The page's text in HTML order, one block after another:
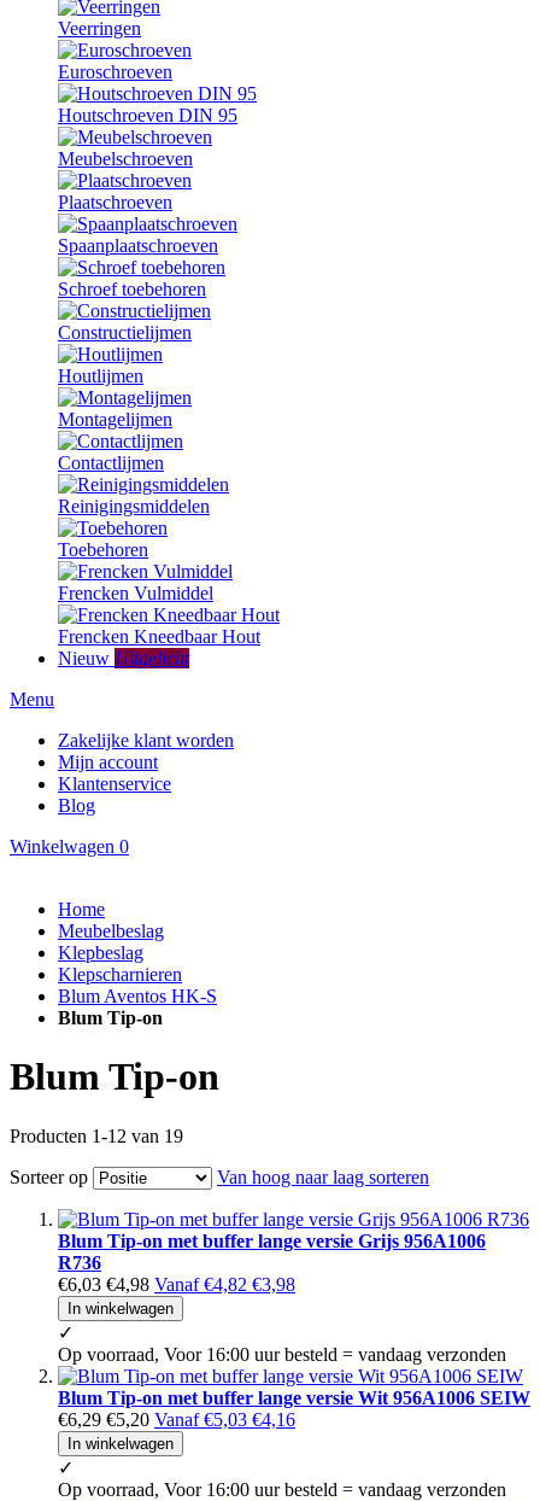
Veerringen
Euroschroeven
Houtschroeven DIN 95
Meubelschroeven
Plaatschroeven
Spaanplaatschroeven
Schroef toebehoren
Constructielijmen
Houtlijmen
Montagelijmen
Contactlijmen
Reinigingsmiddelen
Toebehoren
Frencken Vulmiddel
Frencken Kneedbaar Hout
Nieuw Uitgelicht
Menu
Zakelijke klant worden
Mijn account
Klantenservice
Blog
Winkelwagen 0
Home
Meubelbeslag
Klepbeslag
Klepscharnieren
Blum Aventos HK-S
Blum Tip-on
Blum Tip-on
Producten 1-12 van 19
Sorteer op
Van hoog naar laag sorteren
Blum Tip-on met buffer lange versie Grijs 956A1006
R736
€6,03 €4,98 Vanaf €4,82 €3,98
In winkelwagen
✓
Op voorraad, Voor 16:00 uur besteld = vandaag verzonden
Blum Tip-on met buffer lange versie Wit 956A1006 SEIW
€6,29 €5,20 Vanaf €5,03 €4,16
In winkelwagen
✓
Op voorraad, Voor 16:00 uur besteld = vandaag verzonden